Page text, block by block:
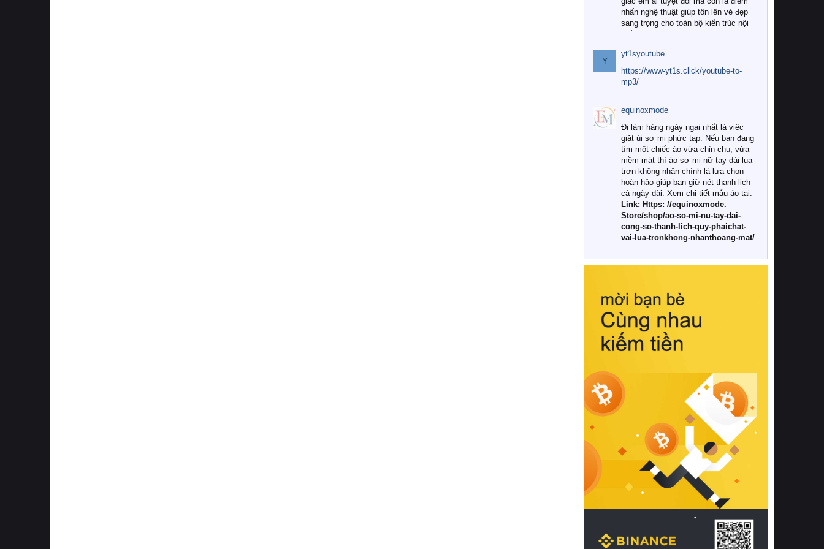
nhấn nghệ thuật giúp tôn lên vẻ đẹp
sang trọng cho toàn bộ kiến trúc nội
Tuy nhiên, giữa thị trường đa dạng
với vô vàn thương hiệu và mẫu mã
như hiện nay, làm thế nào để chọn
được những bộ chăn ga gối đệm cao
cấp thực sự chất lượng, phù hợp với
khí hậu và nhu cầu sử dụng của gia
đình? Hãy cùng chúng tôi đi tìm lời
giải đáp chi tiết qua bài viết dưới đây.
1. Tại sao các gia đình hiện đại lại ưa
chuộng chăn ga gối đệm cao cấp?
Khác với các dòng sản phẩm thông
thường, những bộ chăn ga gối đệm
cao cấp trải qua quy trình sản xuất
nghiêm ngặt từ khâu chọn lọc nguyên
liệu tự nhiên đến công nghệ dệt
nhuộm hiện đại không chứa hóa chất
này, bạn sẽ cảm nhận rõ rệt sự khác
hồi chuẩn xác của phần đệm nâng đỡ
cột sống.
Bên cạnh đó, việc lựa chọn các dòng
sản phẩm đạt chuẩn chất lượng quốc
tế còn giúp ngăn ngừa tình trạng kích
khuẩn và nấm mốc trong điều kiện
thời tiết nóng ẩm. Bạn có thể tìm hiểu
thêm các nghiên cứu khoa học về tác
động của giấc ngủ và môi trường
phòng ngủ đối với sức khỏe con
người tại Sleep Foundation (External
Link) để có cái nhìn toàn diện hơn.
2. Các tiêu chí vàng khi lựa chọn
chăn ga gối đệm cao cấp cho phòng
ngủ
Để sở hữu một bộ chăn ga gối đệm
cao cấp hoàn hảo cả về thẩm mỹ lẫn
công năng, người tiêu dùng cần cân
nhắc kỹ lưỡng các tiêu chí quan trọng
Y
yt1syoutube
https://www-yt1s.click/youtube-to-
mp3/
equinoxmode
Đi làm hàng ngày ngại nhất là việc
giặt ủi sơ mi phức tạp. Nếu bạn đang
tìm một chiếc áo vừa chỉn chu, vừa
mềm mát thì áo sơ mi nữ tay dài lụa
trơn không nhăn chính là lựa chọn
hoàn hảo giúp bạn giữ nét thanh lịch
cả ngày dài. Xem chi tiết mẫu áo tại:
Link: Https: //equinoxmode.
Store/shop/ao-so-mi-nu-tay-dai-
cong-so-thanh-lich-quy-phaichat-
vai-lua-tronkhong-nhanthoang-mat/